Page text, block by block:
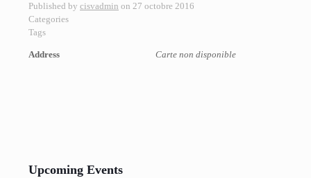
Published by cisvadmin on 27 octobre 2016
Categories
Tags
Carte non disponible
Address
Upcoming Events